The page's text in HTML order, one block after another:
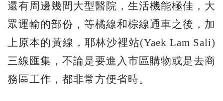
還有周邊幾間大型醫院，生活機能極佳，大
眾運輸的部份，等橘線和棕線通車之後，加
上原本的黃線，耶林沙裡站(Yaek Lam Sali)
三線匯集，不論是要進入市區購物或是去商
務區工作，都非常方便省時。